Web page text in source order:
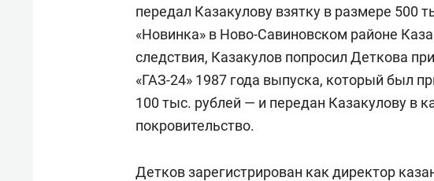
передал Казакулову взятку в размере 500
«Новинка» в Ново-Савиновском районе
следствия, Казакулов попросил Деткова
«ГАЗ-24» 1987 года выпуска, который был
100 тыс. рублей — и передан Казакулову в
покровительство.
Детков зарегистрирован как директор